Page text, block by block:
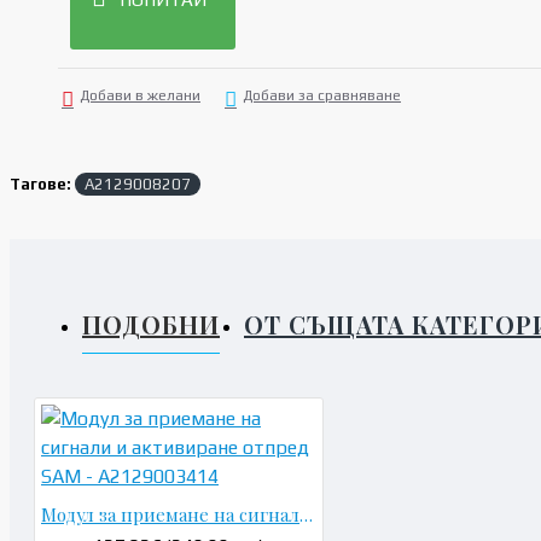
Добави в желани Добави за сравняване
Тагове: A2129008207
ПОДОБНИ ОТ СЪЩАТА
Модул за приемане на сигнали и активиране отпред SAM - A2129003414